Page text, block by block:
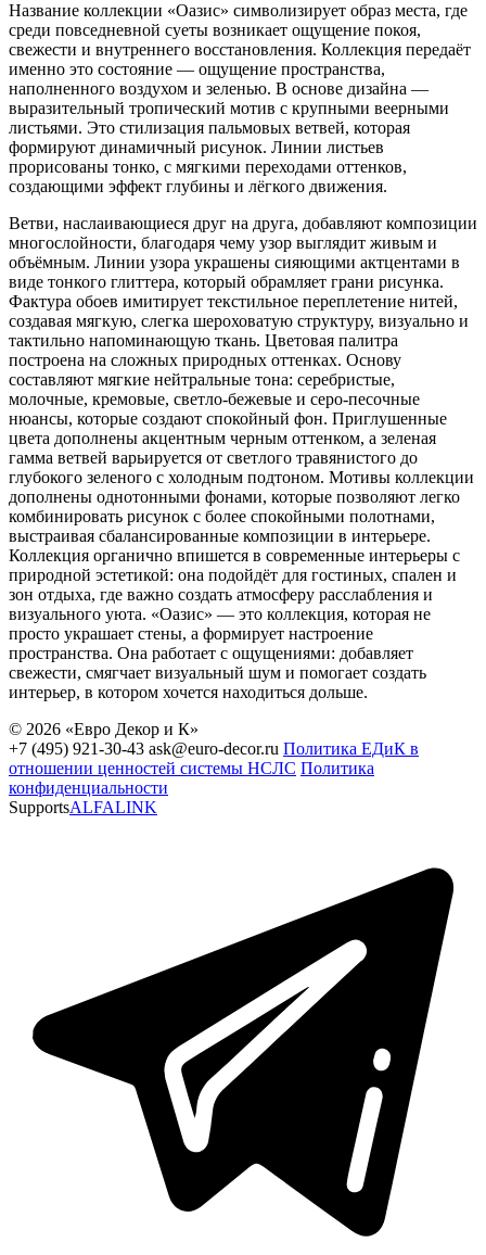
Название коллекции «Оазис» символизирует образ места, где
среди повседневной суеты возникает ощущение покоя,
свежести и внутреннего восстановления. Коллекция передаёт
именно это состояние — ощущение пространства,
наполненного воздухом и зеленью. В основе дизайна —
выразительный тропический мотив с крупными веерными
листьями. Это стилизация пальмовых ветвей, которая
формируют динамичный рисунок. Линии листьев
прорисованы тонко, с мягкими переходами оттенков,
создающими эффект глубины и лёгкого движения.
Ветви, наслаивающиеся друг на друга, добавляют композиции
многослойности, благодаря чему узор выглядит живым и
объёмным. Линии узора украшены сияющими актцентами в
виде тонкого глиттера, который обрамляет грани рисунка.
Фактура обоев имитирует текстильное переплетение нитей,
создавая мягкую, слегка шероховатую структуру, визуально и
тактильно напоминающую ткань. Цветовая палитра
построена на сложных природных оттенках. Основу
составляют мягкие нейтральные тона: серебристые,
молочные, кремовые, светло-бежевые и серо-песочные
нюансы, которые создают спокойный фон. Приглушенные
цвета дополнены акцентным черным оттенком, а зеленая
гамма ветвей варьируется от светлого травянистого до
глубокого зеленого с холодным подтоном. Мотивы коллекции
дополнены однотонными фонами, которые позволяют легко
комбинировать рисунок с более спокойными полотнами,
выстраивая сбалансированные композиции в интерьере.
Коллекция органично впишется в современные интерьеры с
природной эстетикой: она подойдёт для гостиных, спален и
зон отдыха, где важно создать атмосферу расслабления и
визуального уюта. «Оазис» — это коллекция, которая не
просто украшает стены, а формирует настроение
пространства. Она работает с ощущениями: добавляет
свежести, смягчает визуальный шум и помогает создать
интерьер, в котором хочется находиться дольше.
© 2026 «Евро Декор и К»
+7 (495) 921-30-43 ask@euro-decor.ru Политика ЕДиК в
отношении ценностей системы НСЛС Политика
конфиденциальности
SupportsALFALINK